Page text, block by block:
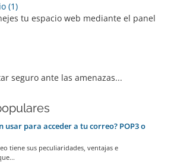
(1)
tu espacio web mediante el panel
seguro ante las amenazas...
usar para acceder a tu correo? POP3 o
tiene sus peculiaridades, ventajas e